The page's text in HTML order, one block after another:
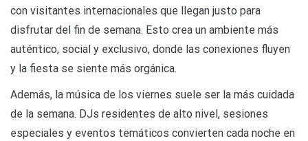
con visitantes internacionales que llegan justo para
disfrutar del fin de semana. Esto crea un ambiente más
auténtico, social y exclusivo, donde las conexiones fluyen
y la fiesta se siente más orgánica.
Además, la música de los viernes suele ser la más cuidada
de la semana. DJs residentes de alto nivel, sesiones
especiales y eventos temáticos convierten cada noche en